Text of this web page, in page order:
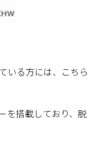
いる方には、こちら
を搭載しており、脱